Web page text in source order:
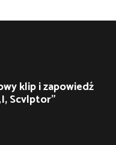
klip i zapowiedź
Scvlptor”